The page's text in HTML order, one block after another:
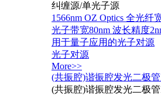
纠缠源/单光子源
1566nm OZ Optics 全光纤
光子带宽80nm 波长精度
用于量子应用的光子对源
光子对源
More>>
(共振腔)谐振腔发光二极
(共振腔)谐振腔发光二极